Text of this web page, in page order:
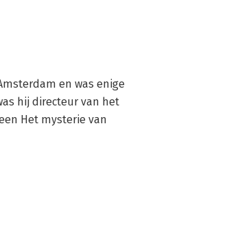
en was enige
hij directeur van het
Het mysterie van